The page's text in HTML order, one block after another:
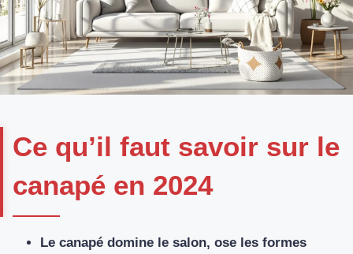
Ce qu’il faut savoir sur le
canapé en 2024
Le canapé domine le salon, ose les formes